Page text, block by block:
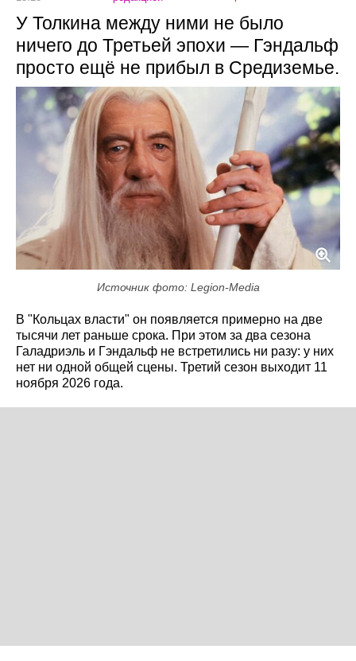
У Толкина между ними не было
ничего до Третьей эпохи — Гэндальф
просто ещё не прибыл в Средиземье.
Источник фото: Legion-Media
В "Кольцах власти" он появляется примерно на две
тысячи лет раньше срока. При этом за два сезона
Галадриэль и Гэндальф не встретились ни разу: у них
нет ни одной общей сцены. Третий сезон выходит 11
ноября 2026 года.